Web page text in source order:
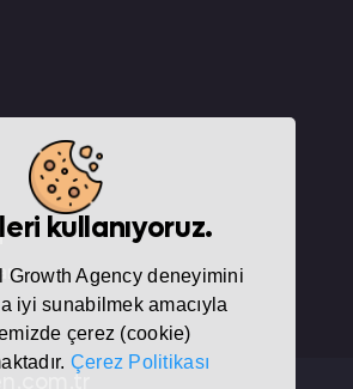
kullanıyoruz.
Growth Agency deneyimini
iyi sunabilmek amacıyla
çerez (cookie)
Çerez Politikası